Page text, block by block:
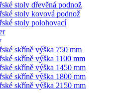
stoly dřevěná podnož
stoly kovová podnož
stoly polohovací
skříně výška 750 mm
skříně výška 1100 mm
skříně výška 1450 mm
skříně výška 1800 mm
skříně výška 2150 mm